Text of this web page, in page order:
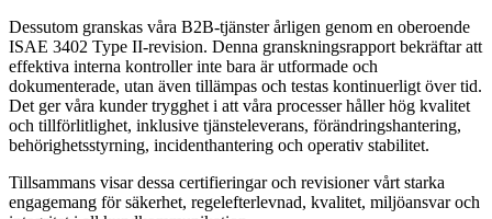
Dessutom granskas våra B2B-tjänster årligen genom en oberoende
ISAE 3402 Type II-revision. Denna granskningsrapport bekräftar att
effektiva interna kontroller inte bara är utformade och
dokumenterade, utan även tillämpas och testas kontinuerligt över tid.
Det ger våra kunder trygghet i att våra processer håller hög kvalitet
och tillförlitlighet, inklusive tjänsteleverans, förändringshantering,
behörighetsstyrning, incidenthantering och operativ stabilitet.
Tillsammans visar dessa certifieringar och revisioner vårt starka
engagemang för säkerhet, regelefterlevnad, kvalitet, miljöansvar och